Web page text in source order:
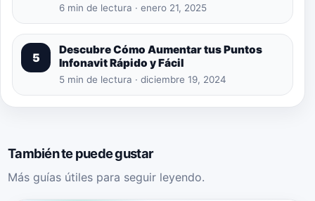
6 min de lectura · enero 21, 2025
5
Descubre Cómo Aumentar tus Puntos
Infonavit Rápido y Fácil
5 min de lectura · diciembre 19, 2024
También te puede gustar
Más guías útiles para seguir leyendo.